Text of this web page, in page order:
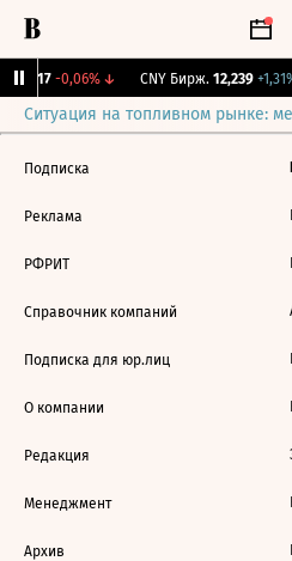
115,17 -0,06%↓ CNY Бирж. 12,239 +1,31%
Ситуация на топливном рынке:
Подписка
Реклама
РФРИТ
Справочник компаний
Подписка для юр.лиц
О компании
Редакция
Менеджмент
Архив